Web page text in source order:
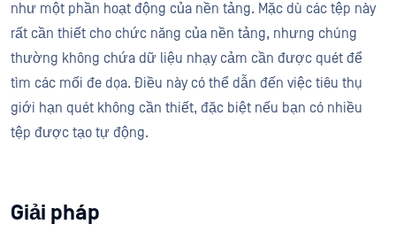
như một phần hoạt động của nền tảng. Mặc dù các tệp này
rất cần thiết cho chức năng của nền tảng, nhưng chúng
thường không chứa dữ liệu nhạy cảm cần được quét để
tìm các mối đe dọa. Điều này có thể dẫn đến việc tiêu thụ
giới hạn quét không cần thiết, đặc biệt nếu bạn có nhiều
tệp được tạo tự động.
Giải pháp